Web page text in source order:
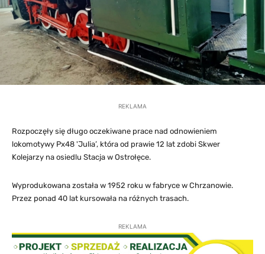
REKLAMA
Rozpoczęły się długo oczekiwane prace nad odnowieniem
lokomotywy Px48 'Julia’, która od prawie 12 lat zdobi Skwer
Kolejarzy na osiedlu Stacja w Ostrołęce.
Wyprodukowana została w 1952 roku w fabryce w Chrzanowie.
Przez ponad 40 lat kursowała na różnych trasach.
REKLAMA